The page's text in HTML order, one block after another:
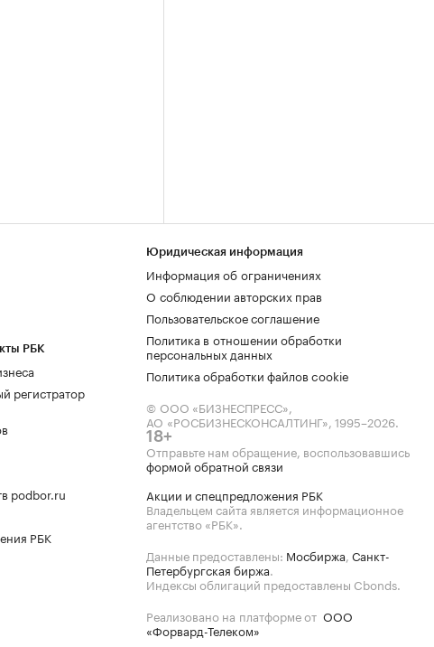
РБК
регистратор
podbor.ru
РБК
Юридическая информация
Информация об ограничениях
О соблюдении авторских прав
Пользовательское соглашение
Политика в отношении обработки
персональных данных
Политика обработки файлов cookie
© ООО «БИЗНЕСПРЕСС»,
АО «РОСБИЗНЕСКОНСАЛТИНГ», 1995–2026.
18+
Отправьте нам обращение, воспользовавшись
формой обратной связи
Акции и спецпредложения РБК
Владельцем сайта является информационное
агентство «РБК».
Данные предоставлены: Мосбиржа, Санкт-
Петербургская биржа.
Индексы облигаций предоставлены Cbonds.
Реализовано на платформе от ООО
«Форвард-Телеком»